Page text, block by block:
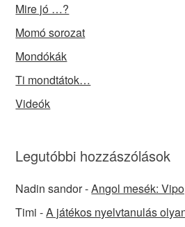
Mire jó …?
Momó sorozat
Mondókák
Ti mondtátok…
Videók
Legutóbbi hozzászólások
Nadin sandor-Angol mesék:
Timi -A játékos nyelvtanulás